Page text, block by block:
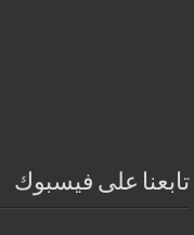
تابعنا على فيسبوك